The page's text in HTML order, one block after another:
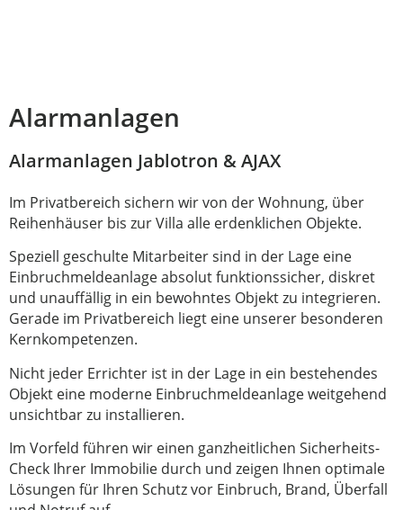
Alarmanlagen
Alarmanlagen Jablotron & AJAX
Im Privatbereich sichern wir von der Wohnung, über
Reihenhäuser bis zur Villa alle erdenklichen Objekte.
Speziell geschulte Mitarbeiter sind in der Lage eine
Einbruchmeldeanlage absolut funktionssicher, diskret
und unauffällig in ein bewohntes Objekt zu integrieren.
Gerade im Privatbereich liegt eine unserer besonderen
Kernkompetenzen.
Nicht jeder Errichter ist in der Lage in ein bestehendes
Objekt eine moderne Einbruchmeldeanlage weitgehend
unsichtbar zu installieren.
Im Vorfeld führen wir einen ganzheitlichen Sicherheits-
Check Ihrer Immobilie durch und zeigen Ihnen optimale
Lösungen für Ihren Schutz vor Einbruch, Brand, Überfall